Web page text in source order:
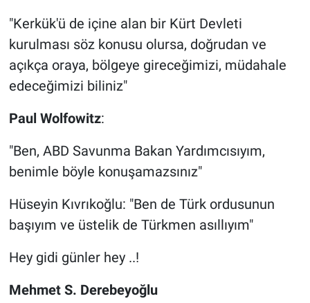
"Kerkük'ü de içine alan bir Kürt Devleti
kurulması söz konusu olursa, doğrudan ve
açıkça oraya, bölgeye gireceğimizi, müdahale
edeceğimizi biliniz"
Paul Wolfowitz:
"Ben, ABD Savunma Bakan Yardımcısıyım,
benimle böyle konuşamazsınız"
Hüseyin Kıvrıkoğlu: "Ben de Türk ordusunun
başıyım ve üstelik de Türkmen asıllıyım"
Hey gidi günler hey ..!
Mehmet S. Derebeyoğlu